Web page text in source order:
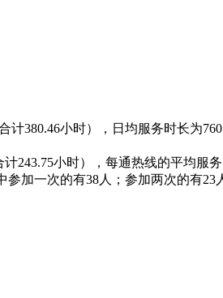
计380.46小时），日均服务时长为
243.75小时），每通热线的平均服务
一次的有38人；参加两次的有